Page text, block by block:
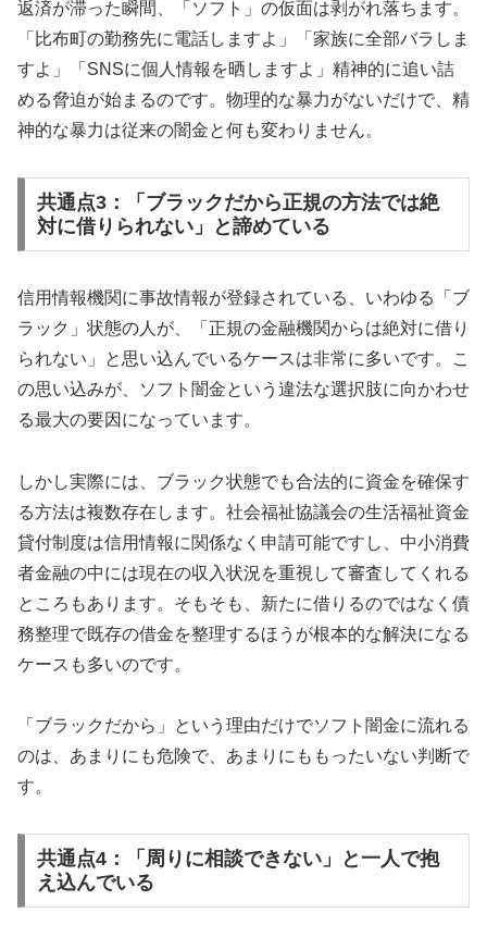
返済が滞った瞬間、「ソフト」の仮面は剥がれ落ちます。
「比布町の勤務先に電話しますよ」「家族に全部バラしま
すよ」「SNSに個人情報を晒しますよ」精神的に追い詰
める脅迫が始まるのです。物理的な暴力がないだけで、精
神的な暴力は従来の闇金と何も変わりません。
共通点3：「ブラックだから正規の方法では絶
対に借りられない」と諦めている
信用情報機関に事故情報が登録されている、いわゆる「ブ
ラック」状態の人が、「正規の金融機関からは絶対に借り
られない」と思い込んでいるケースは非常に多いです。こ
の思い込みが、ソフト闇金という違法な選択肢に向かわせ
る最大の要因になっています。
しかし実際には、ブラック状態でも合法的に資金を確保す
る方法は複数存在します。社会福祉協議会の生活福祉資金
貸付制度は信用情報に関係なく申請可能ですし、中小消費
者金融の中には現在の収入状況を重視して審査してくれる
ところもあります。そもそも、新たに借りるのではなく債
務整理で既存の借金を整理するほうが根本的な解決になる
ケースも多いのです。
「ブラックだから」という理由だけでソフト闇金に流れる
のは、あまりにも危険で、あまりにももったいない判断で
す。
共通点4：「周りに相談できない」と一人で抱
え込んでいる